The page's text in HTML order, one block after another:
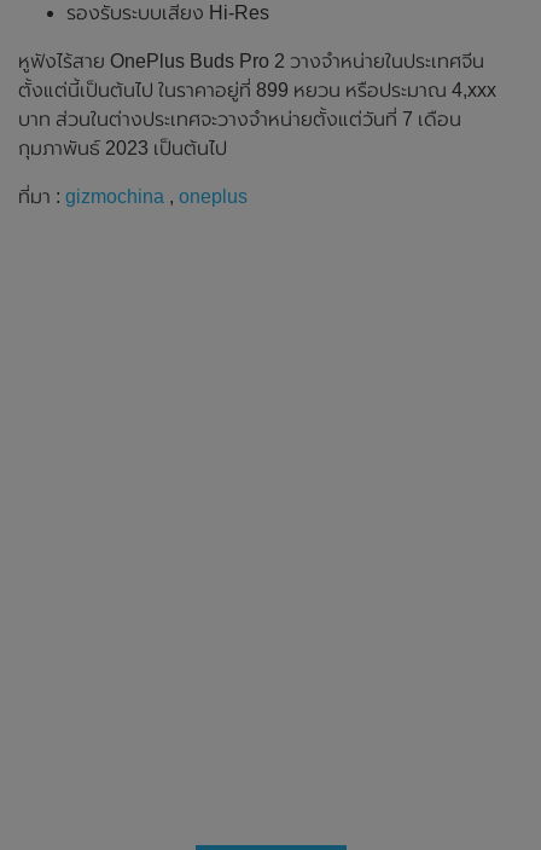
รองรับระบบเสียง Hi-Res
หูฟังไร้สาย OnePlus Buds Pro 2 วางจำหน่ายในประเทศจีน
ตั้งแต่นี้เป็นต้นไป ในราคาอยู่ที่ 899 หยวน หรือประมาณ 4,xxx
บาท ส่วนในต่างประเทศจะวางจำหน่ายตั้งแต่วันที่ 7 เดือน
กุมภาพันธ์ 2023 เป็นต้นไป
ที่มา : gizmochina , oneplus